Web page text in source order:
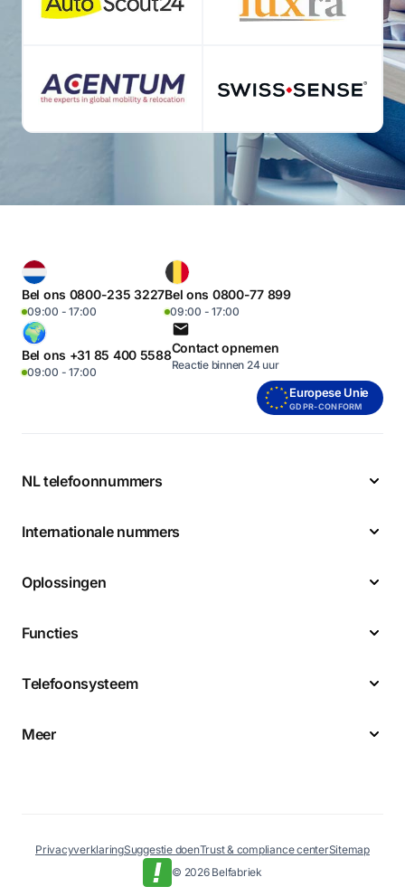
Bel ons 0800-235 3227
09:00 - 17:00
Bel ons 0800-77 899
09:00 - 17:00
Bel ons +31 85 400 5588
09:00 - 17:00
Contact opnemen
Reactie binnen 24 uur
Europese Unie
GDPR-CONFORM
NL telefoonnummers
Internationale nummers
Oplossingen
Functies
Telefoonsysteem
Meer
© 2026 Belfabriek
PrivacyverklaringSuggestie doenTrust & compliance centerSitemap